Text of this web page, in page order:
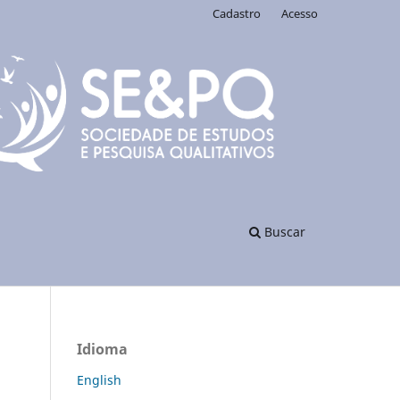
Buscar
Cadastro Acesso
Idioma
English